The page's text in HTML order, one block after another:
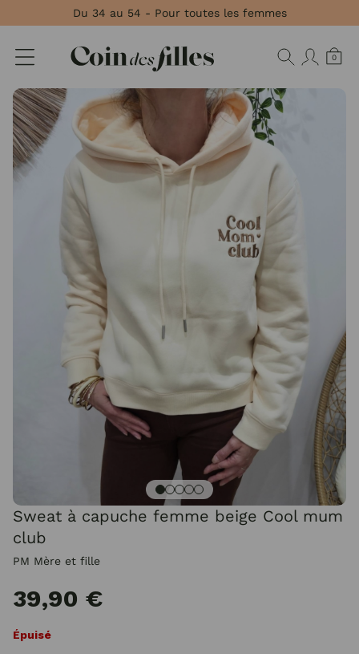
Du 34 au 54 - Pour toutes les femmes
0
Sweat à capuche femme beige Cool mum
club
PM Mère et fille
39,90 €
Épuisé
Panneau de gestion des cookies